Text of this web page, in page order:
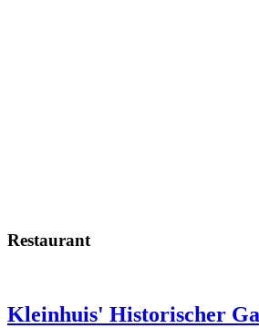
Restaurant
Kleinhuis' Historischer